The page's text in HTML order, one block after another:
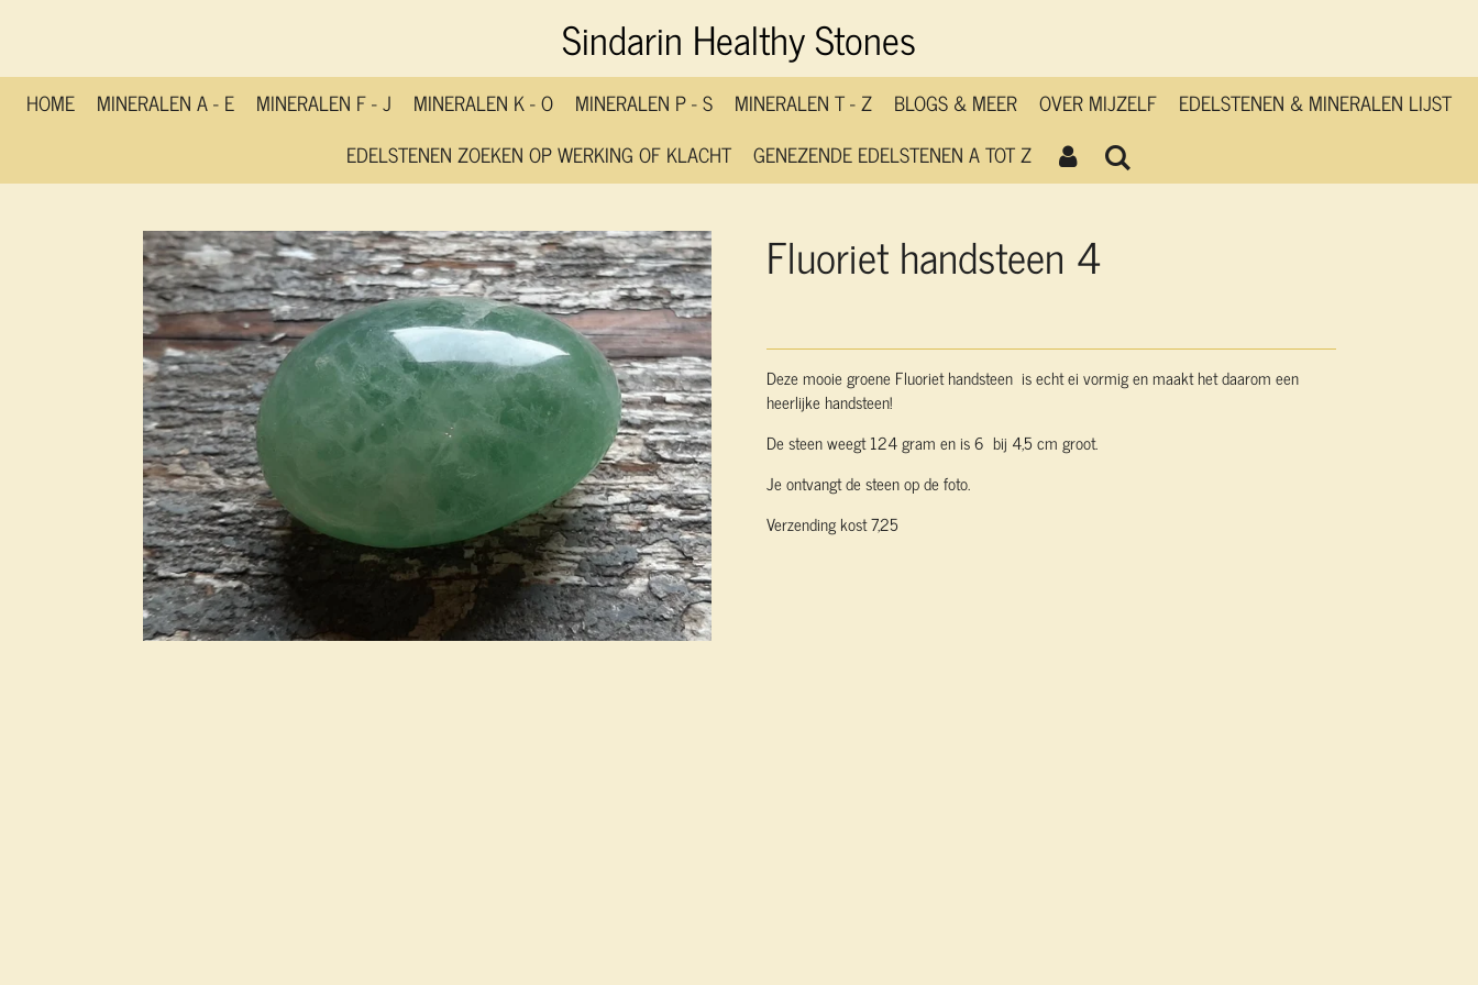
de
hoofdinhoud
Sindarin Healthy Stones
HOME MINERALEN A - E MINERALEN F - J MINERALEN K - O MINERALEN P - S MINERALEN T - Z BLOGS & MEER OVER MIJZELF
EDELSTENEN & MINERALEN LIJST
EDELSTENEN ZOEKEN OP WERKING OF KLACHT
GENEZENDE EDELSTENEN A TOT Z
Fluoriet handsteen 4
Deze mooie groene Fluoriet handsteen is echt ei vormig en maakt het daarom een
heerlijke handsteen!
De steen weegt 124 gram en is 6 bij 4,5 cm groot.
Je ontvangt de steen op de foto.
Verzending kost 7,25